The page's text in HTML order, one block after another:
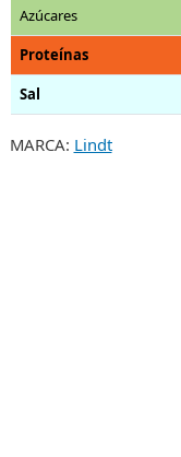
Azúcares
Proteínas
Sal
MARCA: Lindt